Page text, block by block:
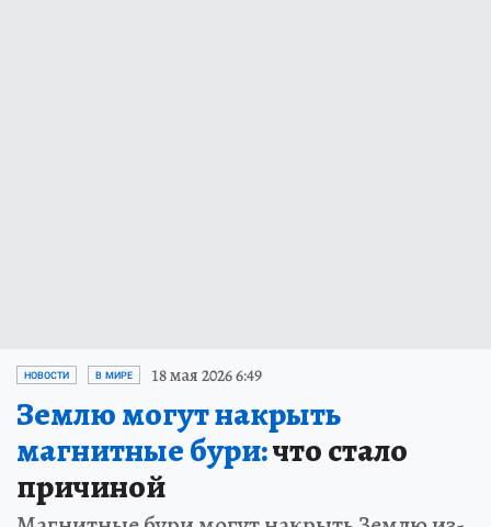
НОВОСТИ В МИРЕ 18 мая 2026 6:49
Землю могут накрыть
магнитные бури:что стало
причиной